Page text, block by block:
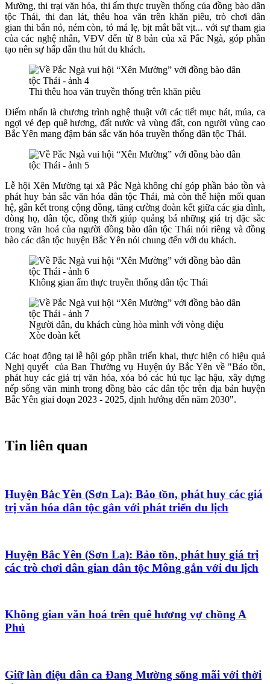
Mường,thi trại văn hóa, thi ẩm thựctruyền thống của đồng bào dân
tộc Thái, thi đan lát, thêu hoa văn trên khăn piêu,trò chơi dân
gian thi bắn nỏ, ném còn, tó má lẹ,bịt mắt bắt vịt... với sự tham gia
của các nghệ nhân, VĐV đến từ 8 bản của xã Pắc Ngà, góp phần
tạo nên sự hấp dẫn thu hút du khách.
Thi thêu hoa văn truyền thống trên khăn piêu
Điếm nhấn là chương trình nghệ thuật với các tiết mục hát, múa, ca
ngợi vẻ đẹp quê hương, đất nước và vùng đất, con người vùng cao
Bắc Yên mang đậm bản sắc văn hóa truyền thống dân tộc Thái.
Lễ hội Xên Mường tại xã Pắc Ngà không chỉ góp phần bảo tồn và
phát huy bản sắc văn hóa dân tộc Thái, mà cònthể hiện mối quan
hệ, gắn kết trong cộng đồng, tăng cường đoàn kết giữa các gia đình,
dòng họ, dân tộc, đồng thời giúp quảng bá những giá trị đặc sắc
trong văn hoá của người đồng bào dân tộc Thái nói riêng và đồng
bào các dân tộc huyện Bắc Yên nói chung đến với du khách.
Không gian ẩm thực truyền thống dân tộc Thái
Người dân, du khách cùng hòa mình với vòng điệu
Xòe đoàn kết
Các hoạt động tại lễ hội góp phần triển khai, thực hiện có hiệu quả
Nghị quyết của Ban Thường vụ Huyện ủy Bắc Yên về "Bảo tồn,
phát huy các giá trị văn hóa, xóa bỏ các hủ tục lạc hậu, xây dựng
nếp sống văn minh trong đồng bào các dân tộc trên địa bản huyện
Bắc Yên giai đoạn 2023 - 2025, định hướng đến năm 2030".
Tin liên quan
Huyện Bắc Yên (Sơn La): Bảo tồn, phát huy các giá
trị văn hóa dân tộc gắn với phát triển du lịch
Huyện Bắc Yên (Sơn La): Bảo tồn, phát huy giá trị
các trò chơi dân gian dân tộc Mông gắn với du lịch
Không gian văn hoá trên quê hương vợ chồng A
Phủ
Giữ làn điệu dân ca Đang Mường sống mãi với thời